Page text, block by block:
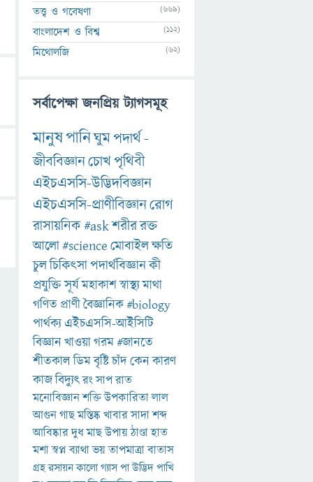
তত্ত্ব ও গবেষণা (669)
বাংলাদেশ ও বিশ্ব (112)
মিথোলজি (62)
সর্বাপেক্ষা জনপ্রিয় ট্যাগসমূহ
মানুষপানিঘুমপদার্থ-
জীববিজ্ঞানচোখপৃথিবী
এইচএসসি-উদ্ভিদবিজ্ঞান
এইচএসসি-প্রাণীবিজ্ঞানরোগ
রাসায়নিক#askশরীররক্ত
আলো#scienceমোবাইলক্ষতি
চুলচিকিৎসাপদার্থবিজ্ঞানকী
প্রযুক্তিসূর্যমহাকাশস্বাস্থ্যমাথা
গণিত প্রাণীবৈজ্ঞানিক#biology
পার্থক্য এইচএসসি-আইসিটি
বিজ্ঞানখাওয়াগরম#জানতে
শীতকালডিমবৃষ্টিচাঁদকেনকারণ
কাজবিদ্যুৎরংসাপরাত
মনোবিজ্ঞানশক্তিউপকারিতালাল
আগুনগাছমস্তিষ্কখাবারসাদাশব্দ
আবিষ্কারদুধমাছউপায়ঠাণ্ডাহাত
মশাস্বপ্নব্যাথাভয়তাপমাত্রাবাতাস
গ্রহরসায়নকালোগ্যাসপাউদ্ভিদপাখি